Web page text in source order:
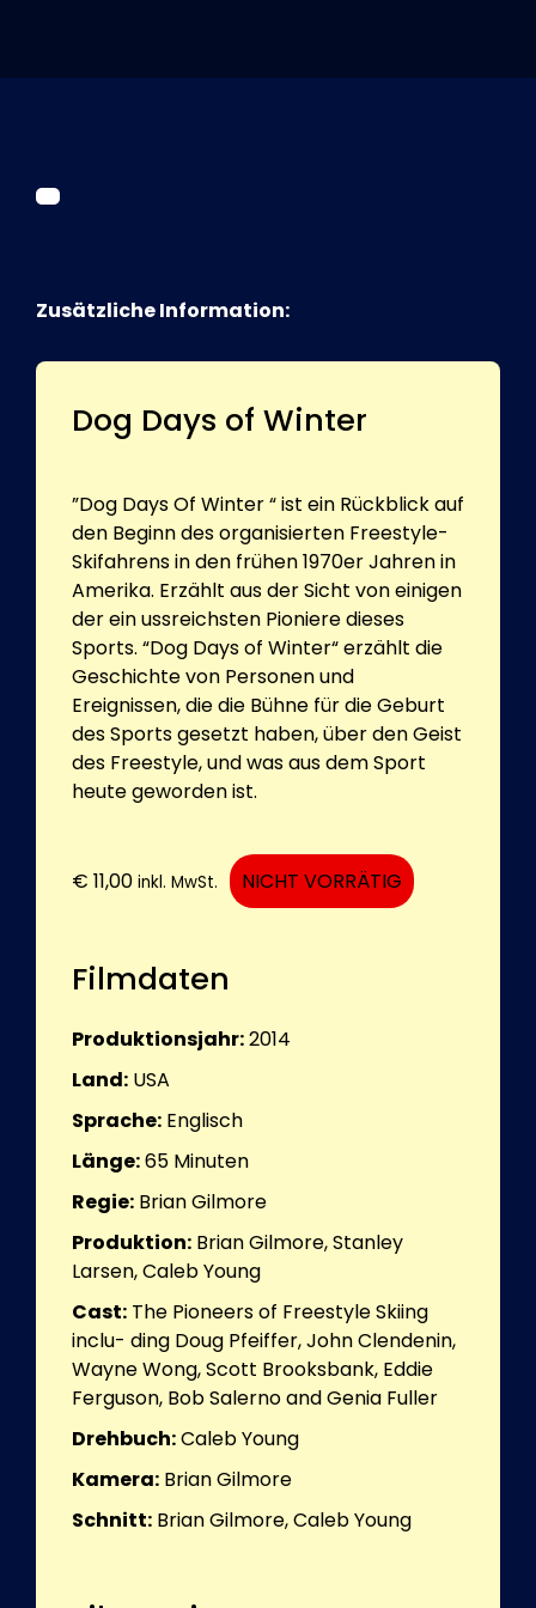
Kurier Romy 2026
Zusätzliche Information:
Dog Days of Winter
”Dog Days Of Winter “ ist ein Rückblick auf
den Beginn des organisierten Freestyle-
Skifahrens in den frühen 1970er Jahren in
Amerika. Erzählt aus der Sicht von einigen
der ein ussreichsten Pioniere dieses
Sports. “Dog Days of Winter“ erzählt die
Geschichte von Personen und
Ereignissen, die die Bühne für die Geburt
des Sports gesetzt haben, über den Geist
des Freestyle, und was aus dem Sport
heute geworden ist.
€ 11,00 inkl. MwSt. NICHT VORRÄTIG
Filmdaten
Produktionsjahr:2014
Land: USA
Sprache: Englisch
Länge:65 Minuten
Regie: Brian Gilmore
Produktion: Brian Gilmore, Stanley
Larsen, Caleb Young
Cast: The Pioneers of Freestyle Skiing
inclu- ding Doug Pfeiffer, John Clendenin,
Wayne Wong, Scott Brooksbank, Eddie
Ferguson, Bob Salerno and Genia Fuller
Drehbuch:Caleb Young
Kamera: Brian Gilmore
Schnitt: Brian Gilmore, Caleb Young